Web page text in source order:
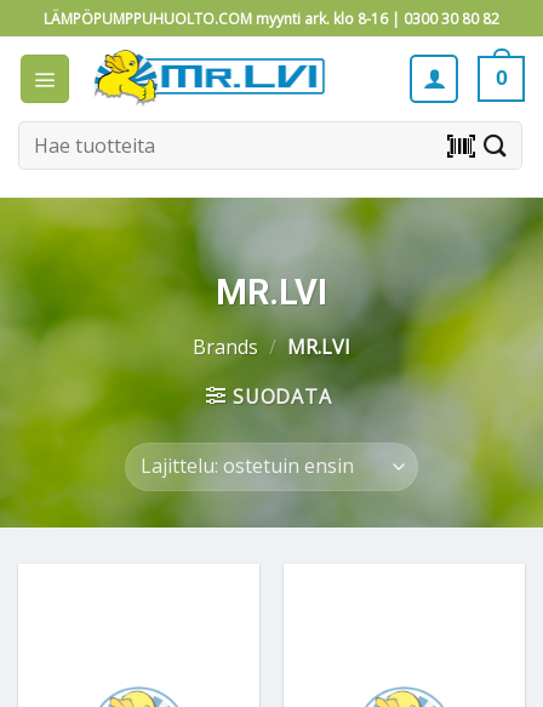
to
content
LÄMPÖPUMPPUHUOLTO.COM myynti ark. klo 8-16 | 0300 30 80 82
0
Etsi: barcode_scanner
MR.LVI
Brands / MR.LVI
SUODATA